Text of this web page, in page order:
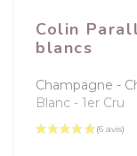
Colin
blancs
Champagne
Blanc
1er Cru